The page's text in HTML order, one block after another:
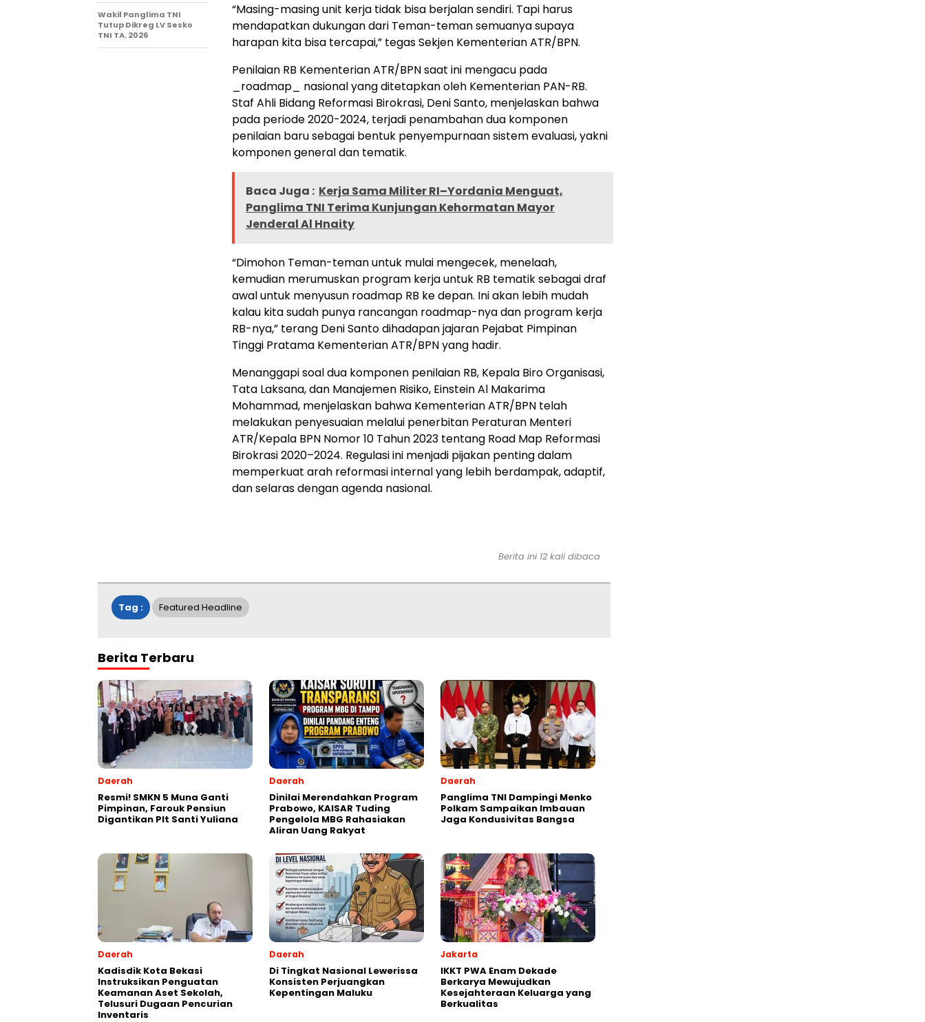
“Masing-masing unit kerja tidak bisa berjalan sendiri. Tapi harus
mendapatkan dukungan dari Teman-teman semuanya supaya
harapan kita bisa tercapai,” tegas Sekjen Kementerian ATR/BPN.
Penilaian RB Kementerian ATR/BPN saat ini mengacu pada
_roadmap_ nasional yang ditetapkan oleh Kementerian PAN-RB.
Staf Ahli Bidang Reformasi Birokrasi, Deni Santo, menjelaskan bahwa
pada periode 2020-2024, terjadi penambahan dua komponen
penilaian baru sebagai bentuk penyempurnaan sistem evaluasi, yakni
komponen general dan tematik.
Baca Juga : Kerja Sama Militer RI–Yordania Menguat,
Panglima TNI Terima Kunjungan Kehormatan Mayor
Jenderal Al Hnaity
“Dimohon Teman-teman untuk mulai mengecek, menelaah,
kemudian merumuskan program kerja untuk RB tematik sebagai draf
awal untuk menyusun roadmap RB ke depan. Ini akan lebih mudah
kalau kita sudah punya rancangan roadmap-nya dan program kerja
RB-nya,” terang Deni Santo dihadapan jajaran Pejabat Pimpinan
Tinggi Pratama Kementerian ATR/BPN yang hadir.
Menanggapi soal dua komponen penilaian RB, Kepala Biro Organisasi,
Tata Laksana, dan Manajemen Risiko, Einstein Al Makarima
Mohammad, menjelaskan bahwa Kementerian ATR/BPN telah
melakukan penyesuaian melalui penerbitan Peraturan Menteri
ATR/Kepala BPN Nomor 10 Tahun 2023 tentang Road Map Reformasi
Birokrasi 2020–2024. Regulasi ini menjadi pijakan penting dalam
memperkuat arah reformasi internal yang lebih berdampak, adaptif,
dan selaras dengan agenda nasional.
Wakil Panglima TNI
Tutup Dikreg LV Sesko
TNI TA. 2026
Berita ini 12 kali dibaca
Tag : Featured Headline
Berita Terbaru
Daerah
Resmi! SMKN 5 Muna Ganti
Pimpinan, Farouk Pensiun
Digantikan Plt Santi Yuliana
Daerah
Dinilai Merendahkan Program
Prabowo, KAISAR Tuding
Pengelola MBG Rahasiakan
Aliran Uang Rakyat
Daerah
Panglima TNI Dampingi Menko
Polkam Sampaikan Imbauan
Jaga Kondusivitas Bangsa
Daerah
Kadisdik Kota Bekasi
Instruksikan Penguatan
Keamanan Aset Sekolah,
Telusuri Dugaan Pencurian
Inventaris
Daerah
Di Tingkat Nasional Lewerissa
Konsisten Perjuangkan
Kepentingan Maluku
Jakarta
IKKT PWA Enam Dekade
Berkarya Mewujudkan
Kesejahteraan Keluarga yang
Berkualitas